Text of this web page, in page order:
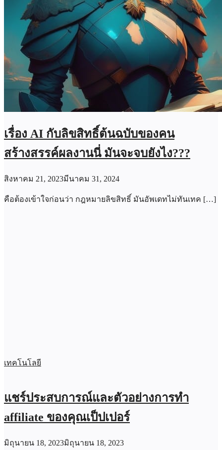
เรื่อง AI กับลิขสิทธิ์ต้นฉบับของคน
สร้างสรรค์ผลงานนี่ มันจะจบยังไง???
สิงหาคม 21, 2023มีนาคม 31, 2024
คือต้องเข้าใจก่อนว่า กฎหมายลิขสิทธิ์ มันอัพเดทไม่ทันเทค […]
เทคโนโลยี
แชร์ประสบการณ์และตัวอย่างการทำ
affiliate ของคุณเป็ปเปอร์
มิถุนายน 18, 2023มิถุนายน 18, 2023